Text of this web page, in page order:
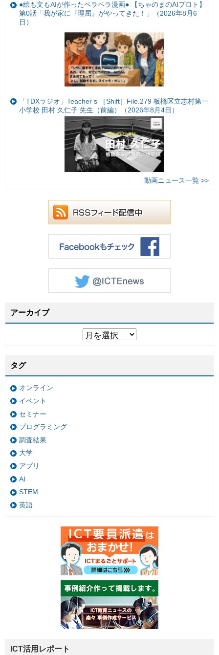
●絵も文もAIが作ったペラペラ漫画● 【ちゃのまのAIプロト】
第0話「我が家に『理屈』がやってきた！」（2026年8月6
日）
「TDXラジオ」Teacher’s ［Shift］File.279 板橋区立志村第一
小学校 田村 久仁子 先生（前編）（2026年8月4日）
動画ニュース一覧 >>
アーカイブ
タグ
オンライン
イベント
セミナー
プログラミング
調査結果
大学
アプリ
AI
STEM
英語
ICT活用レポート